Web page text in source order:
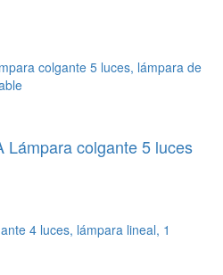
Lámpara colgante 5 luces